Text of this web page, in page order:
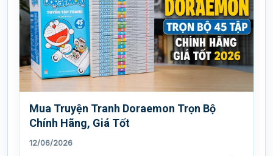
Mua Truyện Tranh Doraemon Trọn Bộ
Chính Hãng, Giá Tốt
12/06/2026